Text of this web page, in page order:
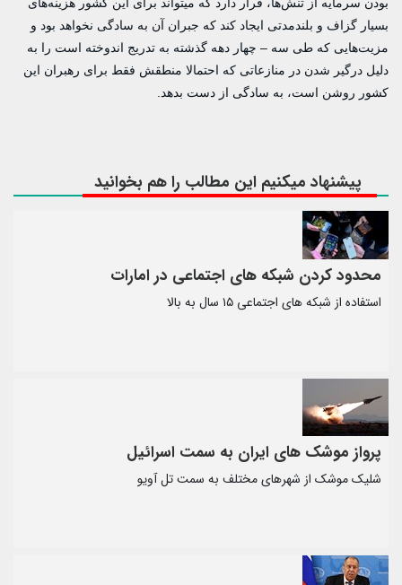
بسیار گزاف و بلندمدتی ایجاد کند که جبران آن به سادگی نخواهد بود و
مزیت‌هایی که طی سه – چهار دهه گذشته به تدریج اندوخته است را به
دلیل درگیر شدن در منازعاتی که احتمالا منطقش فقط برای رهبران این
کشور روشن است، به سادگی از دست بدهد.
پیشنهاد میکنیم این مطالب را هم بخوانید
محدود کردن شبکه های اجتماعی در امارات
استفاده از شبکه های اجتماعی ۱۵ سال به بالا
پرواز موشک های ایران به سمت اسرائیل
شلیک موشک از شهرهای مختلف به سمت تل آویو